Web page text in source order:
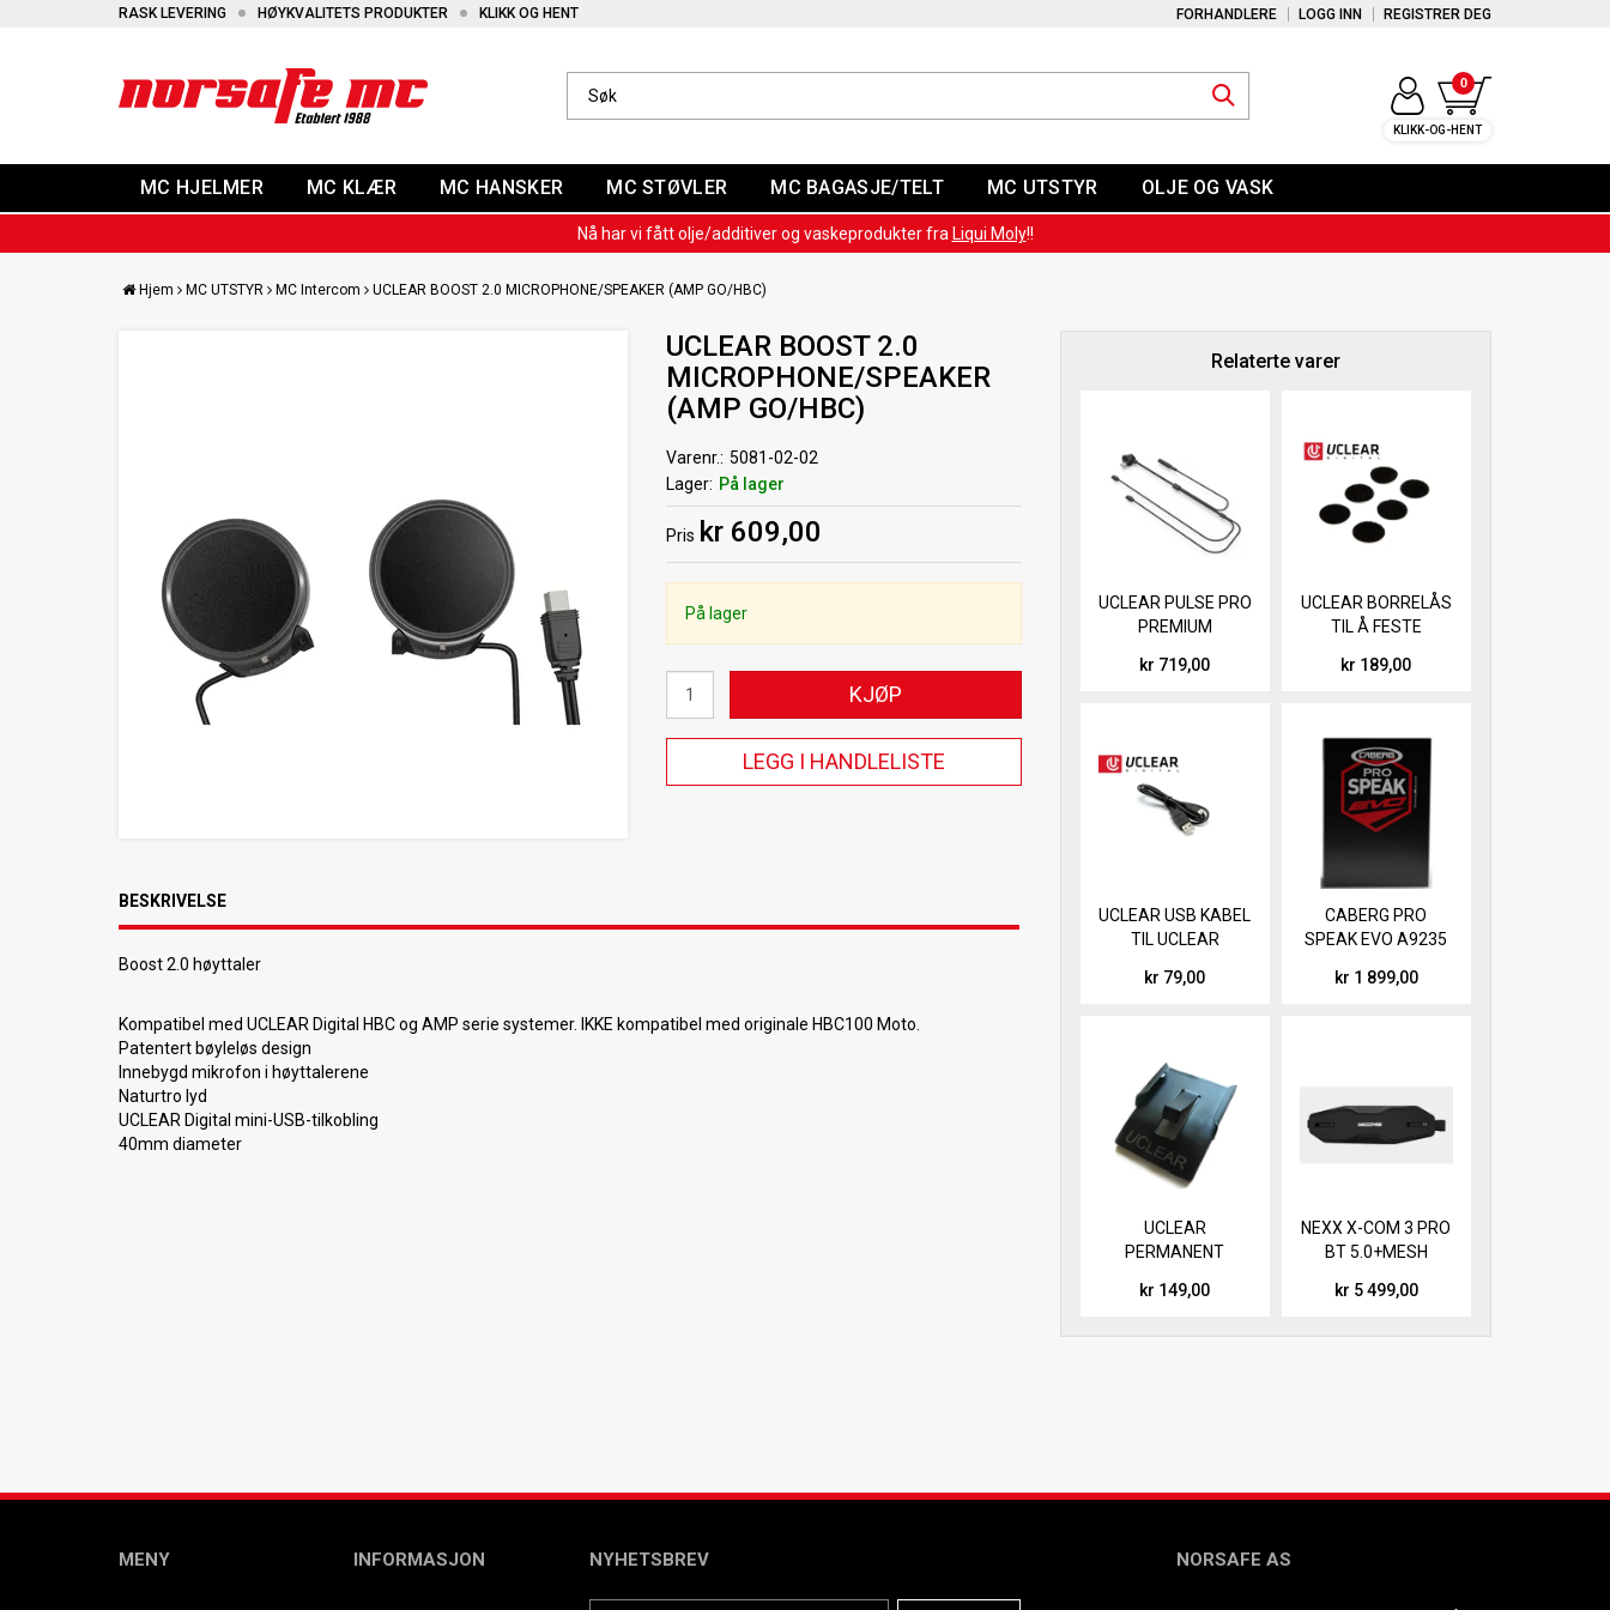
RASK LEVERING HØYKVALITETS PRODUKTER KLIKK OG HENT FORHANDLERE LOGG INN REGISTRER DEG
0
KLIKK-OG-HENT
MC HJELMER MC KLÆR MC HANSKER MC STØVLER MC BAGASJE/TELT MC UTSTYR OLJE OG VASK
Nå har vi fått olje/additiver og vaskeprodukter fra Liqui Moly!!
Hjem MC UTSTYR MC Intercom UCLEAR BOOST 2.0 MICROPHONE/SPEAKER (AMP GO/HBC)
UCLEAR BOOST 2.0
MICROPHONE/SPEAKER
(AMP GO/HBC)
Varenr.
5081-02-02
Lager
På lager
Pris kr 609,00
På lager
KJØP
LEGG I HANDLELISTE
BESKRIVELSE
Boost 2.0 høyttaler
Kompatibel med UCLEAR Digital HBC og AMP serie systemer. IKKE kompatibel med originale HBC100 Moto.
Patentert bøyleløs design
Innebygd mikrofon i høyttalerene
Naturtro lyd
UCLEAR Digital mini-USB-tilkobling
40mm diameter
Relaterte varer
UCLEAR PULSE PRO
PREMIUM
kr 719,00
UCLEAR BORRELÅS
TIL Å FESTE
STK)
kr 189,00
UCLEAR USB KABEL
TIL UCLEAR
kr 79,00
CABERG PRO
SPEAK EVO A9235
kr 1 899,00
UCLEAR
PERMANENT
STK/PAKKE)
kr 149,00
NEXX X-COM 3 PRO
BT 5.0+MESH
kr 5 499,00
MENY INFORMASJON NYHETSBREV NORSAFE AS